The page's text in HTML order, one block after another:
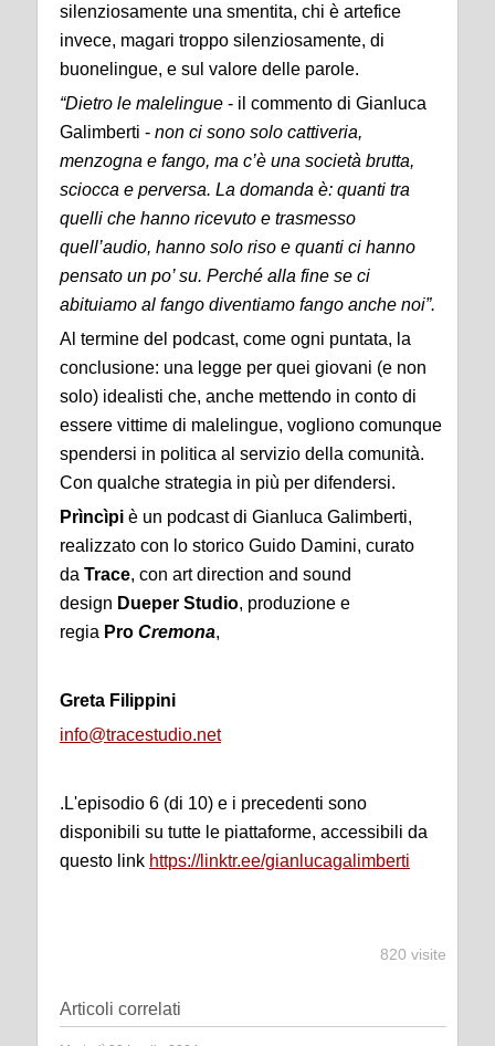
silenziosamente una smentita, chi è artefice
invece, magari troppo silenziosamente, di
buonelingue, e sul valore delle parole.
“Dietro le malelingue - il commento di Gianluca
Galimberti - non ci sono solo cattiveria,
menzogna e fango, ma c’è una società brutta,
sciocca e perversa. La domanda è: quanti tra
quelli che hanno ricevuto e trasmesso
quell’audio, hanno solo riso e quanti ci hanno
pensato un po’ su. Perché alla fine se ci
abituiamo al fango diventiamo fango anche noi”.
Al termine del podcast, come ogni puntata, la
conclusione: una legge per quei giovani (e non
solo) idealisti che, anche mettendo in conto di
essere vittime di malelingue, vogliono comunque
spendersi in politica al servizio della comunità.
Con qualche strategia in più per difendersi.
Prìncìpi è un podcast di Gianluca Galimberti,
realizzato con lo storico Guido Damini, curato
da Trace, con art direction and sound
design Dueper Studio, produzione e
regia Pro Cremona,
Greta Filippini
info@tracestudio.net
.L'episodio 6 (di 10) e i precedenti sono
disponibili su tutte le piattaforme, accessibili da
questo link https://linktr.ee/gianlucagalimberti
820 visite
Articoli correlati